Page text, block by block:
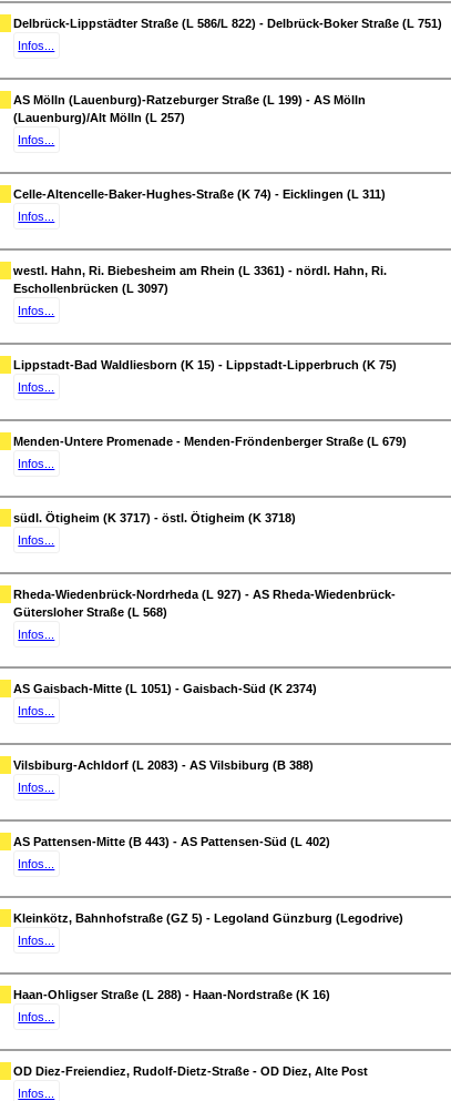
Delbrück-Lippstädter Straße (L 586/L 822) - Delbrück-Boker Straße (L 751)
Infos...
AS Mölln (Lauenburg)-Ratzeburger Straße (L 199) - AS Mölln
(Lauenburg)/Alt Mölln (L 257)
Infos...
Celle-Altencelle-Baker-Hughes-Straße (K 74) - Eicklingen (L 311)
Infos...
westl. Hahn, Ri. Biebesheim am Rhein (L 3361) - nördl. Hahn, Ri.
Eschollenbrücken (L 3097)
Infos...
Lippstadt-Bad Waldliesborn (K 15) - Lippstadt-Lipperbruch (K 75)
Infos...
Menden-Untere Promenade - Menden-Fröndenberger Straße (L 679)
Infos...
südl. Ötigheim (K 3717) - östl. Ötigheim (K 3718)
Infos...
Rheda-Wiedenbrück-Nordrheda (L 927) - AS Rheda-Wiedenbrück-
Gütersloher Straße (L 568)
Infos...
AS Gaisbach-Mitte (L 1051) - Gaisbach-Süd (K 2374)
Infos...
Vilsbiburg-Achldorf (L 2083) - AS Vilsbiburg (B 388)
Infos...
AS Pattensen-Mitte (B 443) - AS Pattensen-Süd (L 402)
Infos...
Kleinkötz, Bahnhofstraße (GZ 5) - Legoland Günzburg (Legodrive)
Infos...
Haan-Ohligser Straße (L 288) - Haan-Nordstraße (K 16)
Infos...
OD Diez-Freiendiez, Rudolf-Dietz-Straße - OD Diez, Alte Post
Infos...